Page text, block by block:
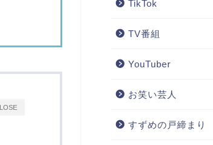
TikTok
TV番組
YouTuber
お笑い芸人
すずめの戸締まり